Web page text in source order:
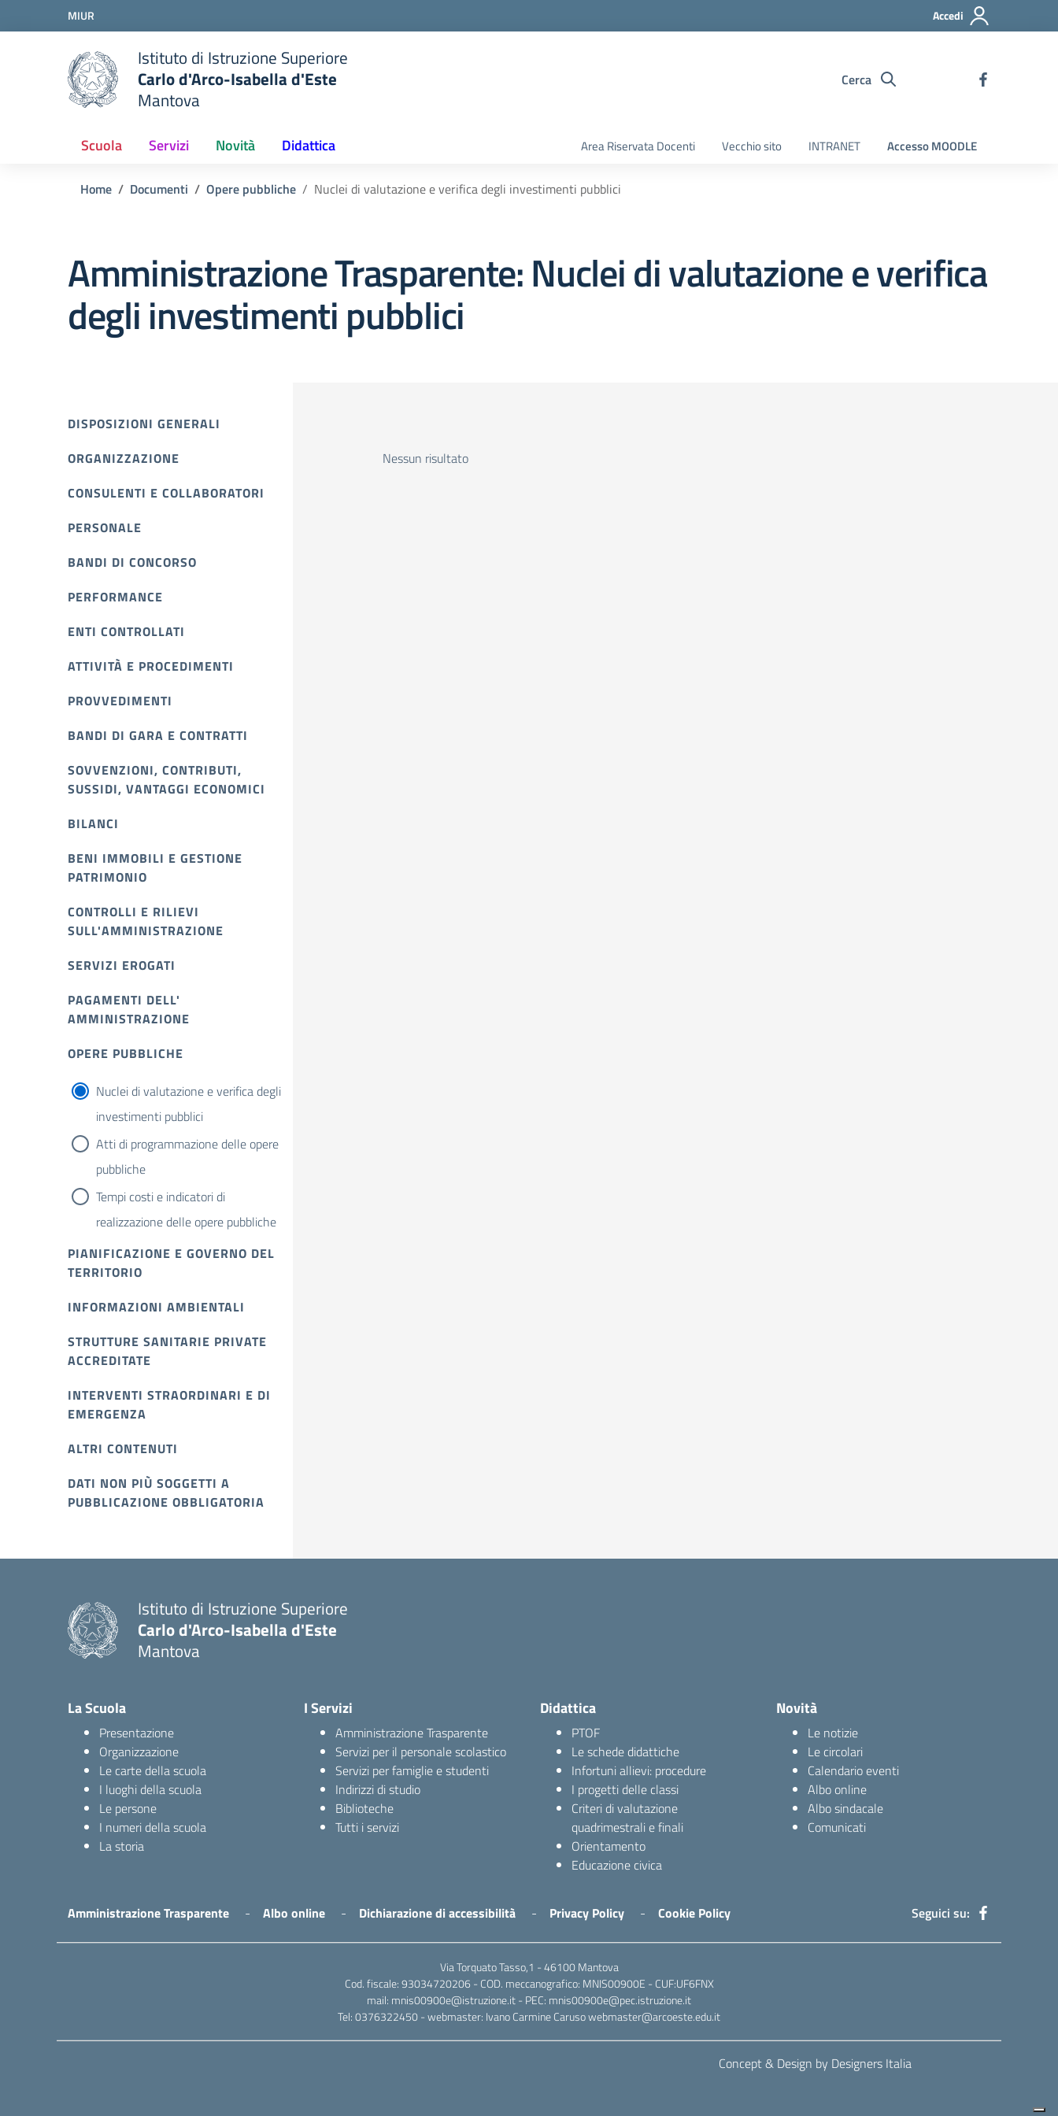
Vai ai contenuti
Vai al menu di navigazione
Vai al footer
MIUR Accedi
Istituto di Istruzione Superiore
Carlo d'Arco-Isabella d'Este
Mantova
Cerca
Area Riservata Docenti Vecchio sito INTRANET Accesso MOODLE
Scuola Servizi Novità Didattica
Home Documenti Opere pubbliche Nuclei di valutazione e verifica degli investimenti pubblici
Amministrazione Trasparente:Nuclei di valutazione e verifica
degli investimenti pubblici
DISPOSIZIONI GENERALI
ORGANIZZAZIONE
CONSULENTI E COLLABORATORI
PERSONALE
BANDI DI CONCORSO
PERFORMANCE
ENTI CONTROLLATI
ATTIVITÀ E PROCEDIMENTI
PROVVEDIMENTI
BANDI DI GARA E CONTRATTI
SOVVENZIONI, CONTRIBUTI,
SUSSIDI, VANTAGGI ECONOMICI
BILANCI
BENI IMMOBILI E GESTIONE
PATRIMONIO
CONTROLLI E RILIEVI
SULL'AMMINISTRAZIONE
SERVIZI EROGATI
PAGAMENTI DELL'
AMMINISTRAZIONE
OPERE PUBBLICHE
Nuclei di valutazione e verifica degli
investimenti pubblici
Atti di programmazione delle opere
pubbliche
Tempi costi e indicatori di
realizzazione delle opere pubbliche
PIANIFICAZIONE E GOVERNO DEL
TERRITORIO
INFORMAZIONI AMBIENTALI
STRUTTURE SANITARIE PRIVATE
ACCREDITATE
INTERVENTI STRAORDINARI E DI
EMERGENZA
ALTRI CONTENUTI
DATI NON PIÙ SOGGETTI A
PUBBLICAZIONE OBBLIGATORIA
Nessun risultato
Istituto di Istruzione Superiore
Carlo d'Arco-Isabella d'Este
Mantova
La Scuola
Presentazione
Organizzazione
Le carte della scuola
I luoghi della scuola
Le persone
I numeri della scuola
La storia
I Servizi
Amministrazione Trasparente
Servizi per il personale scolastico
Servizi per famiglie e studenti
Indirizzi di studio
Biblioteche
Tutti i servizi
Didattica
PTOF
Le schede didattiche
Infortuni allievi: procedure
I progetti delle classi
Criteri di valutazione
quadrimestrali e finali
Orientamento
Educazione civica
Novità
Le notizie
Le circolari
Calendario eventi
Albo online
Albo sindacale
Comunicati
Amministrazione Trasparente Albo online Dichiarazione di accessibilità Privacy Policy Cookie Policy Seguici su:
Via Torquato Tasso,1 - 46100 Mantova
Cod. fiscale: 93034720206 - COD. meccanografico: MNIS00900E - CUF:UF6FNX
mail: mnis00900e@istruzione.it - PEC: mnis00900e@pec.istruzione.it
Tel: 0376322450 - webmaster: Ivano Carmine Caruso webmaster@arcoeste.edu.it
Concept & Design by Designers Italia